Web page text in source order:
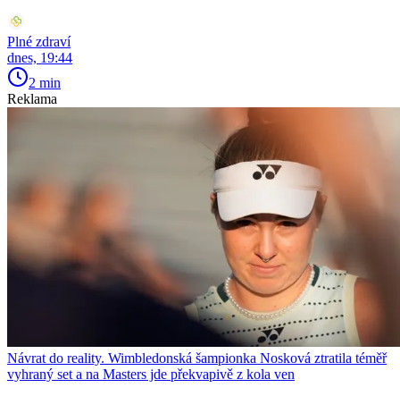
Plné zdraví
dnes, 19:44
2 min
Reklama
Návrat do reality. Wimbledonská šampionka Nosková ztratila téměř
vyhraný set a na Masters jde překvapivě z kola ven